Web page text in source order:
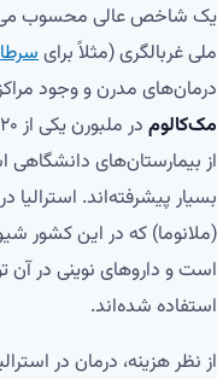
یک شاخص عالی محسوب
ملی غربالگری (مثلاً برای
درمان‌های مدرن و وجود
مک‌کالوم
از بیمارستان‌های دانشگاهی
بسیار پیشرفته‌اند.
(ملانوما) که در این کشور
است و داروهای نوینی در
استفاده شده‌اند.
از نظر هزینه، درمان در